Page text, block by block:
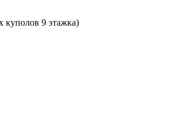
куполов 9 этажка)